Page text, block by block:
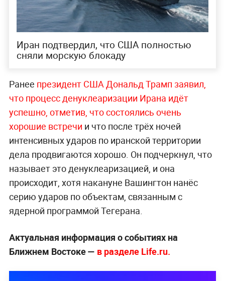
Иран подтвердил, что США полностью
сняли морскую блокаду
Ранее президент США Дональд Трамп заявил,
что процесс денуклеаризации Ирана идёт
успешно, отметив, что состоялись очень
хорошие встречи и что после трёх ночей
интенсивных ударов по иранской территории
дела продвигаются хорошо. Он подчеркнул, что
называет это денуклеаризацией, и она
происходит, хотя накануне Вашингтон нанёс
серию ударов по объектам, связанным с
ядерной программой Тегерана.
Актуальная информация о событиях на
Ближнем Востоке — в разделе Life.ru.